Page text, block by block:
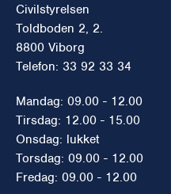
Civilstyrelsen
Toldboden 2, 2.
8800 Viborg
Telefon: 33 92 33 34
Mandag: 09.00 - 12.00
Tirsdag: 12.00 - 15.00
Onsdag: lukket
Torsdag: 09.00 - 12.00
Fredag: 09.00 - 12.00